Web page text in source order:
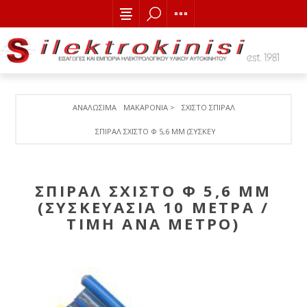
ΑΝΑΛΩΣΙΜΑ ΜΑΚΑΡΟΝΙΑ > ΣΧΙΣΤΟ ΣΠΙΡΑΛ
ΣΠΙΡΑΛ ΣΧΙΣΤΟ Φ 5,6 MM (ΣΥΣΚΕΥΑΣΙΑ 10 ΜΕΤΡΑ / TIMH
ΣΠΙΡΑΛ ΣΧΙΣΤΟ Φ 5,6 MM
(ΣΥΣΚΕΥΑΣΙΑ 10 ΜΕΤΡΑ /
TIMH ANA METΡΟ)